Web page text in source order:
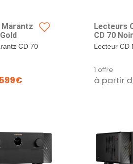
Marantz
CD 70
599€
Lecteurs
CD 70 Noir
Lecteur CD
1 offre
à partir